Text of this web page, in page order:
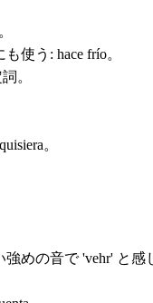
使う: hace frío。
。
。
めの音で 'vehr' と感